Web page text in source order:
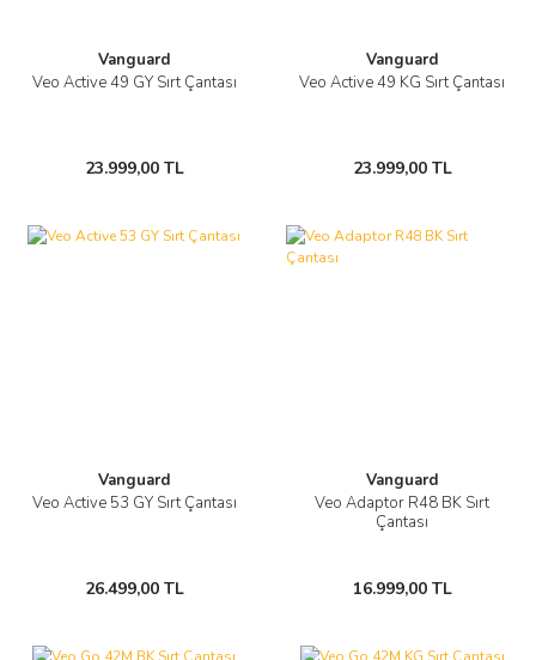
Vanguard
Veo Active 49 GY Sırt Çantası
23.999,00 TL
Vanguard
Veo Active 49 KG Sırt Çantası
23.999,00 TL
Vanguard
Veo Active 53 GY Sırt Çantası
26.499,00 TL
Vanguard
Veo Adaptor R48 BK Sırt
Çantası
16.999,00 TL